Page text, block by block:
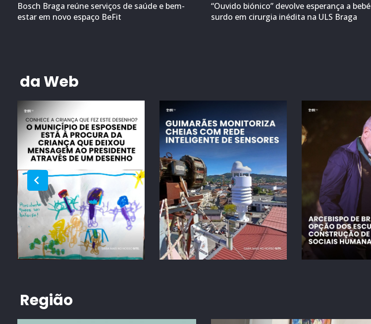
Bosch Braga reúne serviços de saúde e bem-
estar em novo espaço BeFit
“Ouvido biónico” devolve esperança a bebé
surdo em cirurgia inédita na ULS Braga
da Web
Região